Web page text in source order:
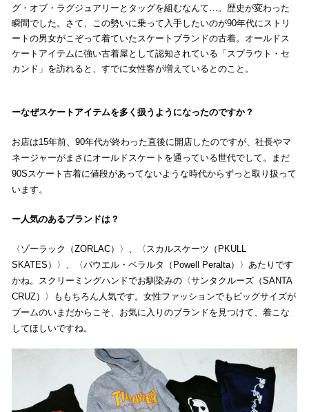
グ・オブ・ラグジュアリーとタッグを組むなんて…。歴史が変わった
瞬間でした。さて、この勢いに乗って入手したいのが90年代にストリ
ートの男女がこぞって着ていたスケートブランドの古着。オールドス
ケートアイテムに強い古着屋として認知されている「スプラウト・セ
カンド」を訪れると、すでに女性客が増えているとのこと。
なぜスケートアイテムを多く扱うようになったのですか？
お店は15年前、90年代が終わった直後に開店したのですが、社長やマ
ネージャーがまさにオールドスケートを通っている世代でして。まだ
90Sスケート古着に値段があってないような時代からずっと取り扱って
います。
人気のあるブランドは？
〈ゾーラック（ZORLAC）〉、〈スカルスケーツ（PKULL
SKATES）〉、〈パウエル・ペラルタ（Powell Peralta）〉あたりです
かね。スクリーミングハンドでお馴染みの〈サンタクルーズ（SANTA
CRUZ）〉ももちろん人気です。女性ファッションでもビッグサイズが
ブームのいまだからこそ、お気に入りのブランドを見つけて、着こな
してほしいですね。